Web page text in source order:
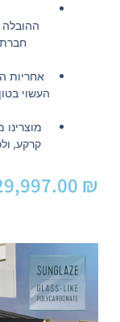
אחריות
העשוי
קרקע,
₪